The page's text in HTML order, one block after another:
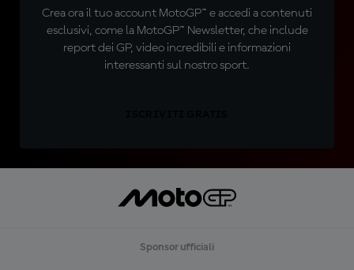
Crea ora il tuo account MotoGP™ e accedi a contenuti
esclusivi, come la MotoGP™ Newsletter, che include
report dei GP, video incredibili e informazioni
interessanti sul nostro sport.
Sponsor ufficiali